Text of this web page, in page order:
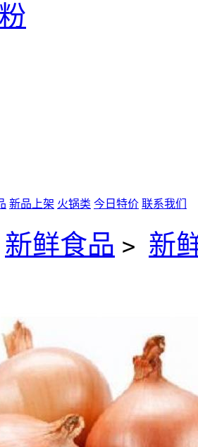
新品上架 火锅类 今日特价 联系我们
新鲜食品 > 新